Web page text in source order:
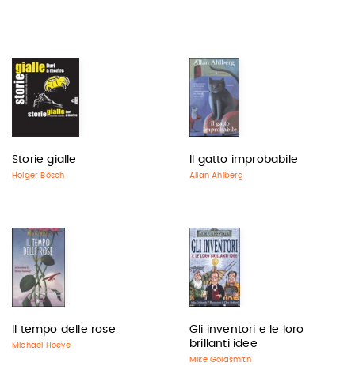
Storie gialle
Holger Bösch
Il gatto improbabile
Allan Ahlberg
Il tempo delle rose
Michael Hoeye
Gli inventori e le loro
brillanti idee
Mike Goldsmith